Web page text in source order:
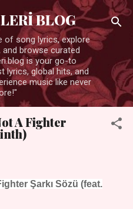
atla BLOG
of song lyrics, explore
browse curated
is your go-to
lyrics, global hits, and
music like never
A Fighter
Şarkı Sözü (feat.